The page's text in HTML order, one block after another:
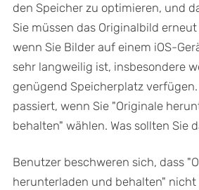
den Speicher zu optimieren, und
Sie müssen das Originalbild
wenn Sie Bilder auf einem iOS-
sehr langweilig ist, insbesondere
genügend Speicherplatz
passiert, wenn Sie "Originale
behalten" wählen. Was sollten Sie
Benutzer beschweren sich, dass
herunterladen und behalten"